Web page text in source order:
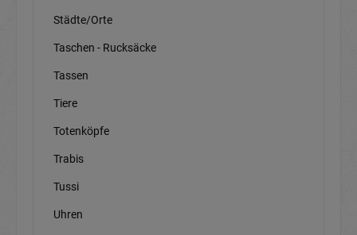
Städte/Orte
Taschen - Rucksäcke
Tassen
Tiere
Totenköpfe
Trabis
Tussi
Uhren